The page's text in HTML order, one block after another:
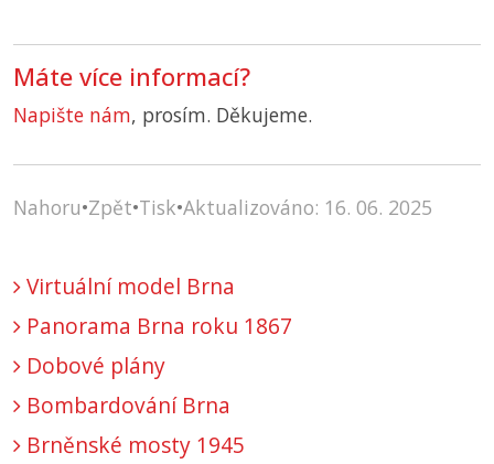
Máte více informací?
Napište nám, prosím. Děkujeme.
Nahoru•Zpět•Tisk•Aktualizováno: 16. 06. 2025
Virtuální model Brna
Panorama Brna roku 1867
Dobové plány
Bombardování Brna
Brněnské mosty 1945